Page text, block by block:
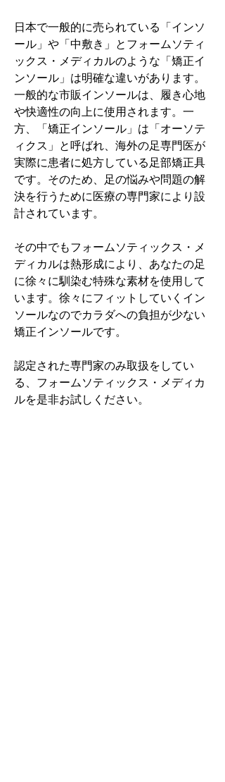
日本で一般的に売られている「インソ
ール」や「中敷き」とフォームソティ
ックス・メディカルのような「矯正イ
ンソール」は明確な違いがあります。
一般的な市販インソールは、履き心地
や快適性の向上に使用されます。一
方、「矯正インソール」は「オーソテ
ィクス」と呼ばれ、海外の足専門医が
実際に患者に処方している足部矯正具
です。そのため、足の悩みや問題の解
決を行うために医療の専門家により設
計されています。
その中でもフォームソティックス・メ
ディカルは熱形成により、あなたの足
に徐々に馴染む特殊な素材を使用して
います。徐々にフィットしていくイン
ソールなのでカラダへの負担が少ない
矯正インソールです。
認定された専門家のみ取扱をしてい
る、フォームソティックス・メディカ
ルを是非お試しください。